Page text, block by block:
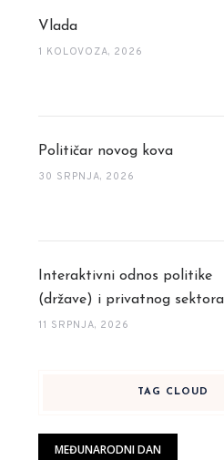
Vlada
1 KOLOVOZA, 2026
Političar novog kova
30 SRPNJA, 2026
Interaktivni odnos politike
(države) i privatnog sektora
11 SRPNJA, 2026
TAG CLOUD
MEĐUNARODNI DAN